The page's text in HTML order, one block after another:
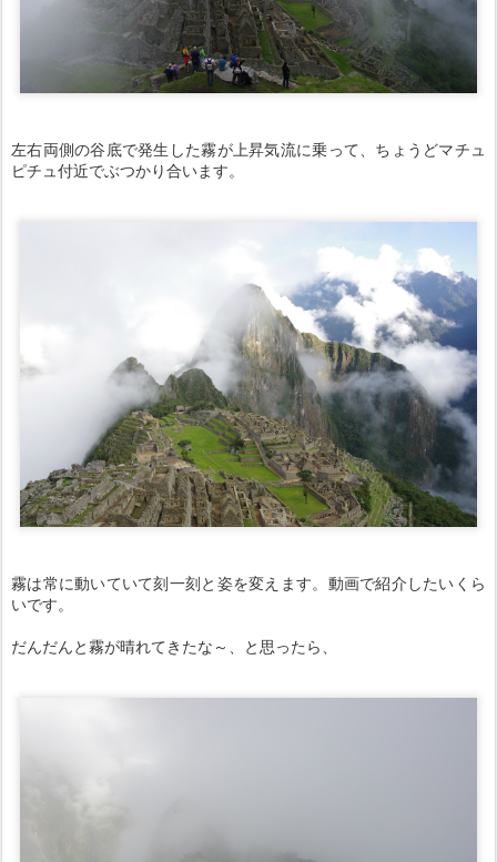
左右両側の谷底で発生した霧が上昇気流に乗って、ちょうどマチュ
ピチュ付近でぶつかり合います。
霧は常に動いていて刻一刻と姿を変えます。動画で紹介したいくら
いです。
だんだんと霧が晴れてきたな～、と思ったら、